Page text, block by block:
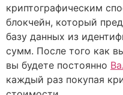
криптографическим
блокчейн, который
базу данных из
сумм. После того как
вы будете постоянно
каждый раз покупая